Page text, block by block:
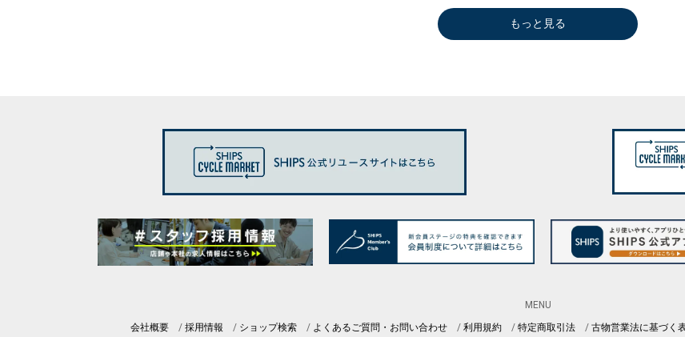
もっと見る
MENU
会社概要
採用情報 ショップ検索 よくあるご質問・お問い合わせ 利用規約 特定商取引法 古物営業法に基づく